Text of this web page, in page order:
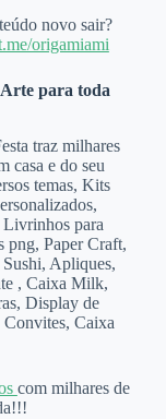
novo sair?
origamiami
para toda
traz milhares
casa e do seu
temas, Kits
Livrinhos para
png, Paper Craft,
Apliques,
, Caixa Milk,
Display de
Convites, Caixa
com milhares de